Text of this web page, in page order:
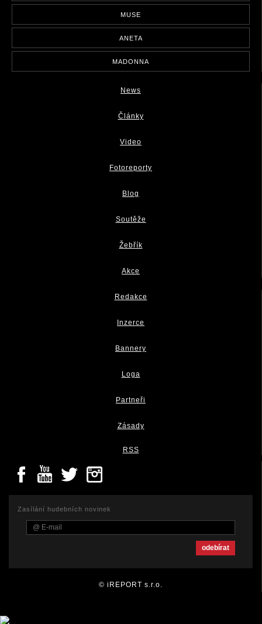
MUSE
ANETA
MADONNA
News
Články
Video
Fotoreporty
Blog
Soutěže
Žebřík
Akce
Redakce
Inzerce
Bannery
Loga
Partneři
Zásady
RSS
Zasílání hudebních novinek
© iREPORT s.r.o.